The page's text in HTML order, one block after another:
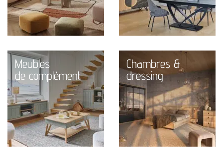
Meubles
de complément
Chambres &
dressing